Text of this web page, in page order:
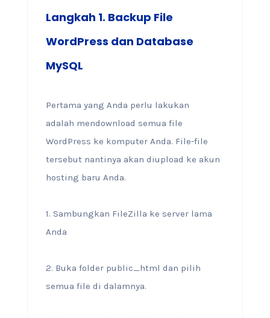
Langkah 1. Backup File
WordPress dan Database
MySQL
Pertama yang Anda perlu lakukan
adalah mendownload semua file
WordPress ke komputer Anda. File-file
tersebut nantinya akan diupload ke akun
hosting baru Anda.
1. Sambungkan FileZilla ke server lama
Anda
2. Buka folder public_html dan pilih
semua file di dalamnya.